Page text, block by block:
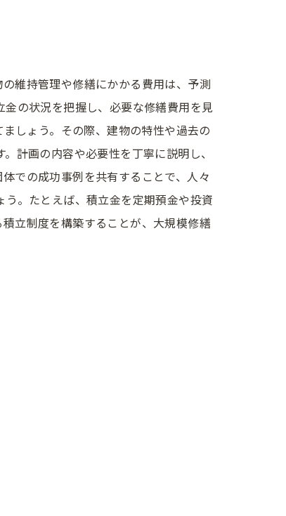
維持管理や修繕にかかる費用は、予測
の状況を把握し、必要な修繕費用を見
しょう。その際、建物の特性や過去の
計画の内容や必要性を丁寧に説明し、
での成功事例を共有することで、人々
。たとえば、積立金を定期預金や投資
立制度を構築することが、大規模修繕